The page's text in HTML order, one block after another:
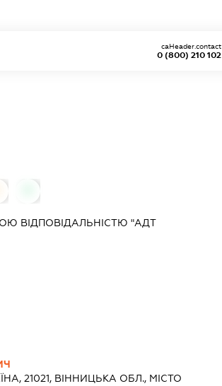
0 (800) 210 102
caHeader.contact
ВІДПОВІДАЛЬНІСТЮ "АДТ
21021, ВІННИЦЬКА ОБЛ., МІСТО